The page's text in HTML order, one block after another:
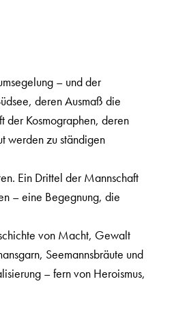
– und der
deren Ausmaß die
der Kosmographen, deren
werden zu ständigen
Ein Drittel der Mannschaft
– eine Begegnung, die
von Macht, Gewalt
Seemannsbräute und
– fern von Heroismus,